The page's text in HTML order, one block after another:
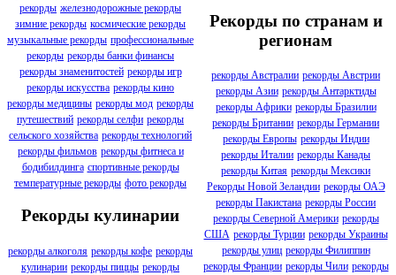
рекорды железнодорожные рекорды
зимние рекорды космические рекорды
музыкальные рекорды профессиональные
рекорды рекорды банки финансы
рекорды знаменитостей рекорды игр
рекорды искусства рекорды кино
рекорды медицины рекорды мод рекорды
путешествий рекорды селфи рекорды
сельского хозяйства рекорды технологий
рекорды фильмов рекорды фитнеса и
бодибилдинга спортивные рекорды
температурные рекорды фото рекорды
Рекорды кулинарии
рекорды алкоголя рекорды кофе рекорды
кулинарии рекорды пиццы рекорды
Рекорды по странам и
регионам
рекорды Австралии рекорды Австрии
рекорды Азии рекорды Антарктиды
рекорды Африки рекорды Бразилии
рекорды Британии рекорды Германии
рекорды Европы рекорды Индии
рекорды Италии рекорды Канады
рекорды Китая рекорды Мексики
Рекорды Новой Зеландии рекорды ОАЭ
рекорды Пакистана рекорды России
рекорды Северной Америки рекорды
США рекорды Турции рекорды Украины
рекорды улиц рекорды Филиппин
рекорды Франции рекорды Чили рекорды